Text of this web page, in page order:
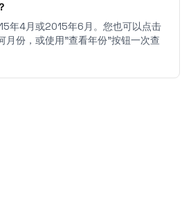
年4月或2015年6月。您也可以点击
月份，或使用"查看年份"按钮一次查